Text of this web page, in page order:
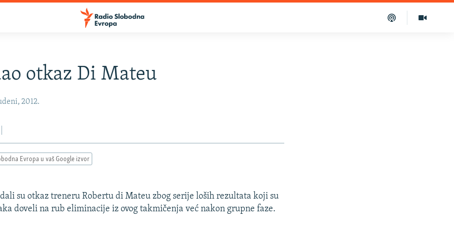
otkaz Di Mateu
2012.
Evropa u vaš Google izvor
su otkaz treneru Robertu di Mateu zbog serije loših rezultata koji su
doveli na rub eliminacije iz ovog takmičenja već nakon grupne faze.